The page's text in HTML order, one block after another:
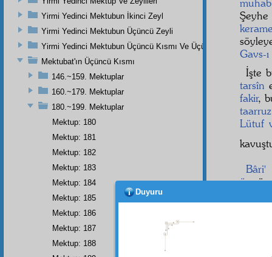
Gavs-
İşte
tarsîn
fakir,
taarruz
Lütuf
Bâri'
ömr
Yirmi Yedinci Mektubun İkinci Zeyl
Yirmi Yedinci Mektubun Üçüncü Zeyli
Yirmi Yedinci Mektubun Üçüncü Kısmı Ve Üçüncü Zeylin
Mektubat'ın Üçüncü Kısmı
146.~159. Mektuplar
160.~179. Mektuplar
180.~199. Mektuplar
Mektup: 180
Mektup: 181
Mektup: 182
Mektup: 183
Mektup: 184
Mektup: 185
Mektup: 186
Mektup: 187
Mektup: 188
Duyuru